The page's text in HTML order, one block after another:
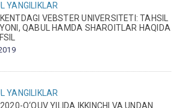
YANGILIKLAR
VEBSTER UNIVERSITETI: TAHSIL
QABUL HAMDA SHAROITLAR HAQIDA
YANGILIKLAR
O‘QUV YILIDA IKKINCHI VA UNDAN